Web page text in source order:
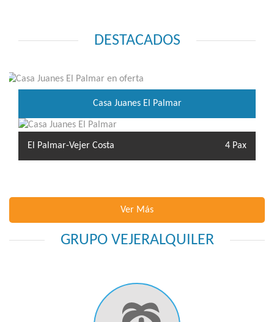
DESTACADOS
Casa Juanes El Palmar
El Palmar-Vejer Costa 4 Pax
Ver Más
GRUPO VEJERALQUILER